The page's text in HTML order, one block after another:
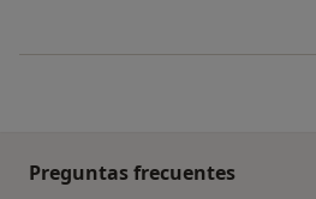
Preguntas frecuentes